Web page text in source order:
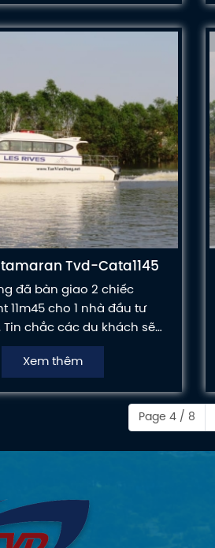
Tvd-Cata1145
đã bàn giao 2 chiếc
11m45 cho 1 nhà đầu tư
chắc các du khách sẽ
thật êm dịu trên sóng
Đán sắp đến.
Xem thêm
Page 4 / 8